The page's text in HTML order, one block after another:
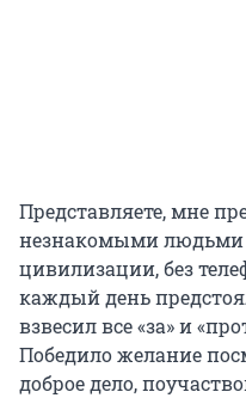
Представляете, мне
незнакомыми людьми
цивилизации, без
каждый день
взвесил все «за» и
Победило желание
доброе дело,